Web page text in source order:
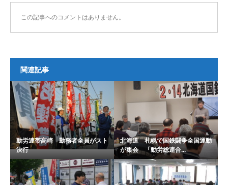
この記事へのコメントはありません。
関連記事
動労連帯高崎 勤務者全員がスト
決行
北海道 札幌で国鉄闘争全国運動
が集会 「動労総連合...